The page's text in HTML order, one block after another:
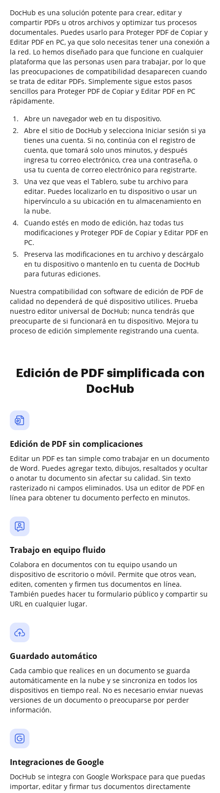
DocHub es una solución potente para crear, editar y
compartir PDFs u otros archivos y optimizar tus procesos
documentales. Puedes usarlo para Proteger PDF de Copiar y
Editar PDF en PC, ya que solo necesitas tener una conexión a
la red. Lo hemos diseñado para que funcione en cualquier
plataforma que las personas usen para trabajar, por lo que
las preocupaciones de compatibilidad desaparecen cuando
se trata de editar PDFs. Simplemente sigue estos pasos
sencillos para Proteger PDF de Copiar y Editar PDF en PC
rápidamente.
Abre un navegador web en tu dispositivo.
Abre el sitio de DocHub y selecciona Iniciar sesión si ya
tienes una cuenta. Si no, continúa con el registro de
cuenta, que tomará solo unos minutos, y después
ingresa tu correo electrónico, crea una contraseña, o
usa tu cuenta de correo electrónico para registrarte.
Una vez que veas el Tablero, sube tu archivo para
editar. Puedes localizarlo en tu dispositivo o usar un
hipervínculo a su ubicación en tu almacenamiento en
la nube.
Cuando estés en modo de edición, haz todas tus
modificaciones y Proteger PDF de Copiar y Editar PDF en
PC.
Preserva las modificaciones en tu archivo y descárgalo
en tu dispositivo o mantenlo en tu cuenta de DocHub
para futuras ediciones.
Nuestra compatibilidad con software de edición de PDF de
calidad no dependerá de qué dispositivo utilices. Prueba
nuestro editor universal de DocHub; nunca tendrás que
preocuparte de si funcionará en tu dispositivo. Mejora tu
proceso de edición simplemente registrando una cuenta.
Edición de PDF simplificada con
DocHub
Edición de PDF sin complicaciones
Editar un PDF es tan simple como trabajar en un documento
de Word. Puedes agregar texto, dibujos, resaltados y ocultar
o anotar tu documento sin afectar su calidad. Sin texto
rasterizado ni campos eliminados. Usa un editor de PDF en
línea para obtener tu documento perfecto en minutos.
Trabajo en equipo fluido
Colabora en documentos con tu equipo usando un
dispositivo de escritorio o móvil. Permite que otros vean,
editen, comenten y firmen tus documentos en línea.
También puedes hacer tu formulario público y compartir su
URL en cualquier lugar.
Guardado automático
Cada cambio que realices en un documento se guarda
automáticamente en la nube y se sincroniza en todos los
dispositivos en tiempo real. No es necesario enviar nuevas
versiones de un documento o preocuparse por perder
información.
Integraciones de Google
DocHub se integra con Google Workspace para que puedas
importar, editar y firmar tus documentos directamente